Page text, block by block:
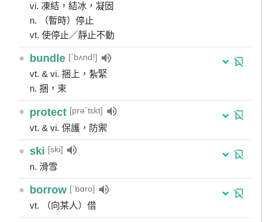
vi. 凍結，結冰，凝固
n. （暫時）停止
vt. 使停止／靜止不動
● bundle [ˋbʌnd!]
vt. & vi. 捆上，紮緊
n. 捆，束
● protect [prəˋtɛkt]
vt. & vi. 保護，防禦
● ski [ski]
n. 滑雪
● borrow [ˋbɑro]
vt. （向某人）借